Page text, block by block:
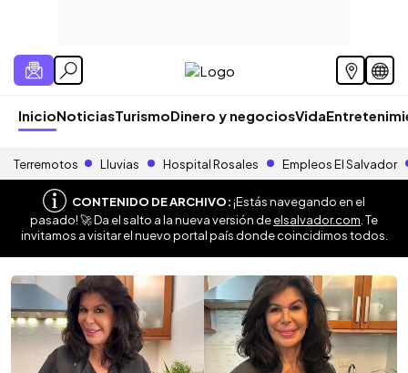
InicioNoticiasTurismoDinero y negociosVida
Terremotos Lluvias Hospital Rosales Empleos El Salvador
CONTENIDO DE ARCHIVO:¡Estás navegando en el
pasado! 🚀 Da el salto a la nueva versión deelsalvador.com . Te
invitamos a visitar el nuevo portal país donde coincidimos todos.